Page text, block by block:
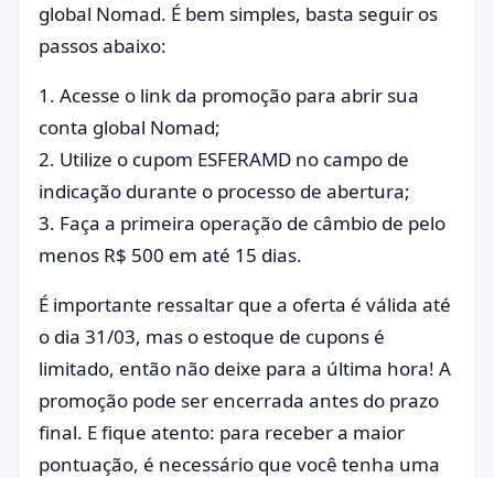
global Nomad. É bem simples, basta seguir os
passos abaixo:
1. Acesse o link da promoção para abrir sua
conta global Nomad;
2. Utilize o cupom ESFERAMD no campo de
indicação durante o processo de abertura;
3. Faça a primeira operação de câmbio de pelo
menos R$ 500 em até 15 dias.
É importante ressaltar que a oferta é válida até
o dia 31/03, mas o estoque de cupons é
limitado, então não deixe para a última hora! A
promoção pode ser encerrada antes do prazo
final. E fique atento: para receber a maior
pontuação, é necessário que você tenha uma